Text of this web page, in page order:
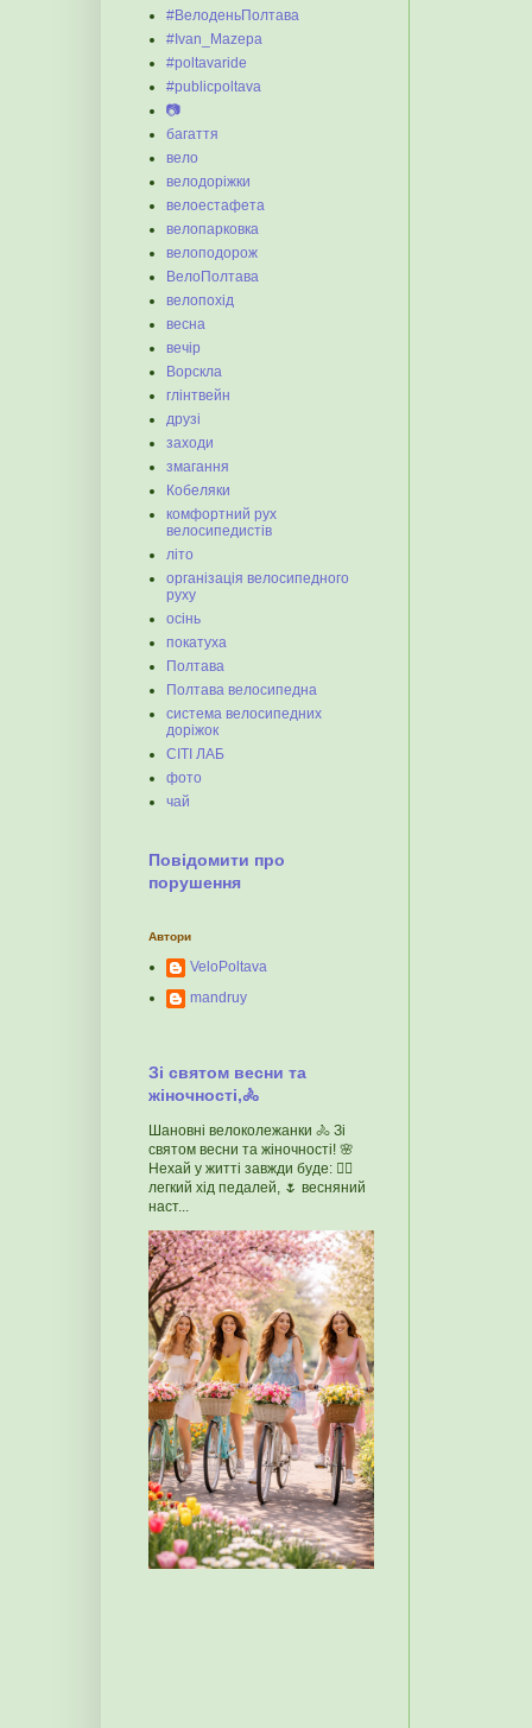
#ВелоденьПолтава
#Ivan_Mazepa
#poltavaride
#publicpoltava
📷
багаття
вело
велодоріжки
велоестафета
велопарковка
велоподорож
ВелоПолтава
велопохід
весна
вечір
Ворскла
глінтвейн
друзі
заходи
змагання
Кобеляки
комфортний рух
велосипедистів
літо
організація велосипедного
руху
осінь
покатуха
Полтава
Полтава велосипедна
система велосипедних
доріжок
СІТІ ЛАБ
фото
чай
Повідомити про
порушення
Автори
VeloPoltava
mandruy
Зі святом весни та
жіночності,🚴
Шановні велоколежанки 🚴 Зі
святом весни та жіночності! 🌸
Нехай у житті завжди буде: 🚴‍♀️
легкий хід педалей, 🌷 весняний
наст...